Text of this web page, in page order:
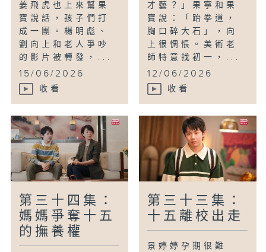
姜飛虎也上來幫果
寶說話，孩子們打
成一團。楊明彪、
劉向上和老人爭吵
的影片被轉發，...
15/06/2026
收看
才藝？」果寧和果
寶說：「跆拳道，
胸口碎大石」，向
上很惆悵。美術老
師特意找初一，...
12/06/2026
收看
第三十四集：
媽媽爭奪十五
的撫養權
第三十三集：
十五離校出走
景婷婷孕期很難